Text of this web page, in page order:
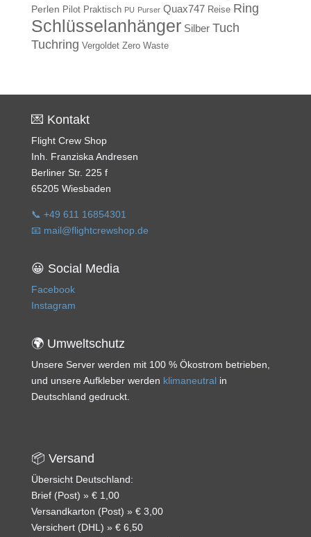
Perlen Pilot Praktisch PU Purser Quax747 Reise Ring
Schlüsselanhänger Silber Tuch
Tuchring Vergoldet Zero Waste
💌 Kontakt
Flight Crew Shop
Inh. Franziska Andresen
Berliner Str. 225 f
65205 Wiesbaden
📞 +49 611 16854301
📧 mail@flightcrewshop.de
😀 Social Media
Facebook
Instagram
🌍 Umweltschutz
Unsere Server werden mit 100 % Ökostrom betrieben,
und unsere Aufkleber werden klimaneutral in
Deutschland gedruckt.
📦 Versand
Übersicht Deutschland:
Brief (Post) » € 1,00
Versandkarton (Post) » € 3,00
Versichert (DHL) » € 6,50